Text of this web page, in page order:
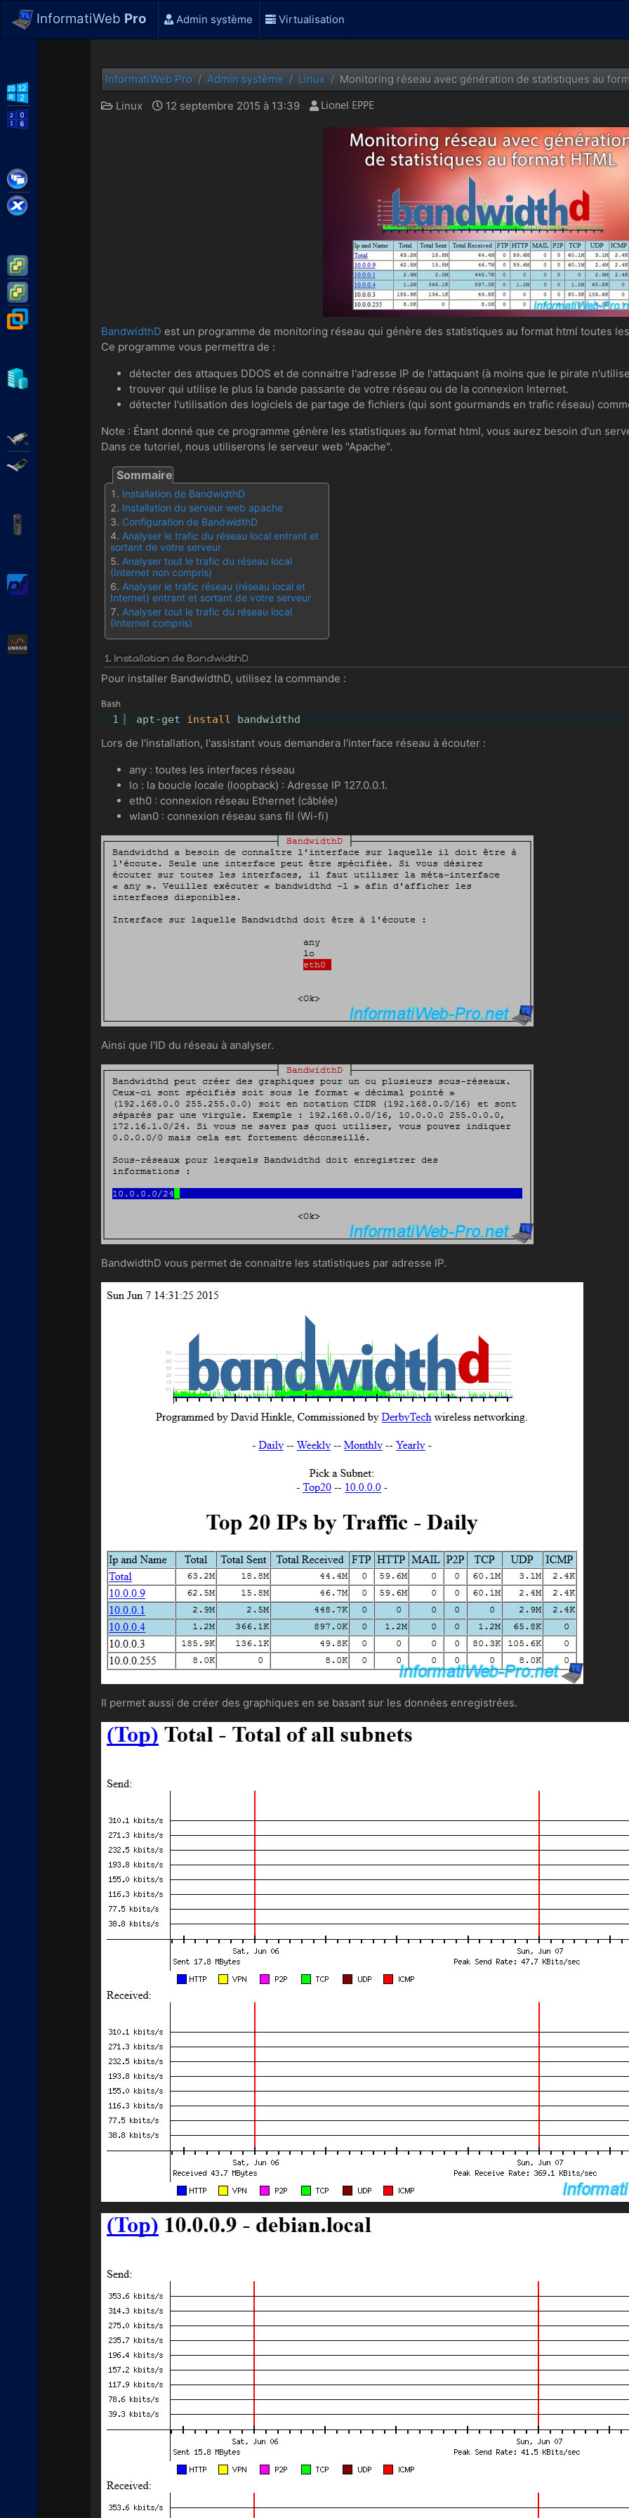
InformatiWeb Pro Admin système Virtualisation
Adaptec SmartRAID
Broadcom MegaRAID
APC Back-UPS Pro
InformatiWeb Pro Admin système Linux
Monitoring réseau avec génération de statistiques au
Linux
12 septembre 2015 à 13:39
BandwidthD est un programme de monitoring réseau qui génère des statistiques au format html toutes
Ce programme vous permettra de :
détecter des attaques DDOS et de connaitre l'adresse IP de l'attaquant (à moins que le pirate
trouver qui utilise le plus la bande passante de votre réseau ou de la connexion Internet.
détecter l'utilisation des logiciels de partage de fichiers (qui sont gourmands en trafic réseau)
Note : Étant donné que ce programme génère les statistiques au format html, vous aurez besoin d'un
Dans ce tutoriel, nous utiliserons le serveur web "Apache".
Installation de BandwidthD
Installation du serveur web apache
Configuration de BandwidthD
Analyser le trafic du réseau local entrant et
sortant de votre serveur
Analyser tout le trafic du réseau local
(Internet non compris)
Analyser le trafic réseau (réseau local et
Internet) entrant et sortant de votre serveur
Analyser tout le trafic du réseau local
(Internet compris)
1. Installation de BandwidthD
Pour installer BandwidthD, utilisez la commande :
Bash
1 apt-get install bandwidthd
Lors de l'installation, l'assistant vous demandera l'interface réseau à écouter :
any : toutes les interfaces réseau
lo : la boucle locale (loopback) : Adresse IP 127.0.0.1.
eth0 : connexion réseau Ethernet (câblée)
wlan0 : connexion réseau sans fil (Wi-fi)
Ainsi que l'ID du réseau à analyser.
BandwidthD vous permet de connaitre les statistiques par adresse IP.
Il permet aussi de créer des graphiques en se basant sur les données enregistrées.